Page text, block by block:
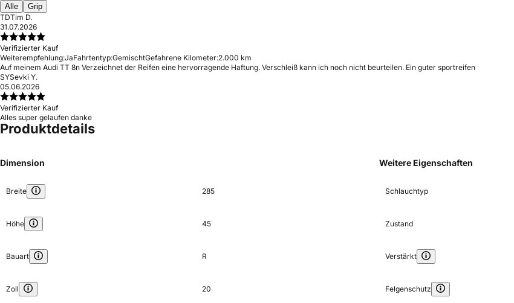
Alle
Grip
TDTim D.
31.07.2026
Verifizierter Kauf
Weiterempfehlung:JaFahrtentyp:GemischtGefahrene Kilometer:2.000 km
Auf meinem Audi TT 8n Verzeichnet der Reifen eine hervorragende Haftung. Verschleiß kann ich noch nicht beurteilen. Ein guter sportreifen
SYSevki Y.
05.06.2026
Verifizierter Kauf
Alles super gelaufen danke
Produktdetails
Dimension
Breite 285
Höhe 45
Bauart R
Zoll 20
Weitere Eigenschaften
Schlauchtyp
Zustand
Verstärkt
Felgenschutz